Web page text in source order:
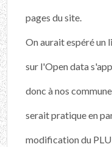
pages du site.
On aurait espéré un
sur l'Open data
donc à nos
serait pratique en
modification du